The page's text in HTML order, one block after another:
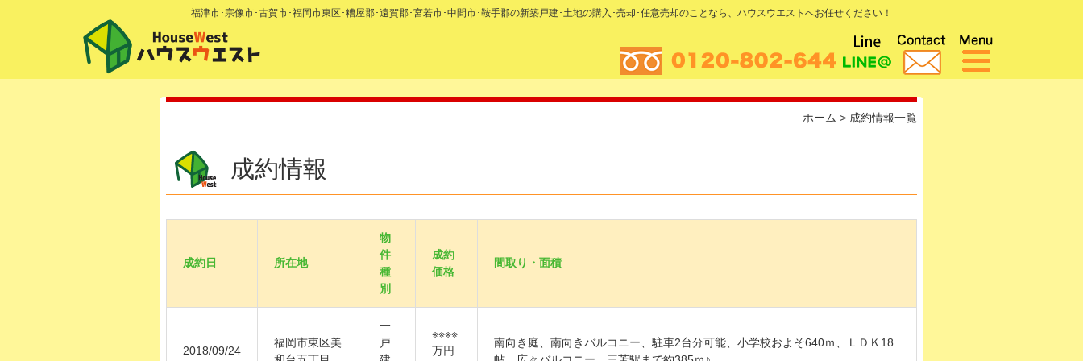
福津市･宗像市･古賀市･福岡市東区･糟屋郡･遠賀郡･宮若市･中間市･鞍手郡の新築戸建･土地の購入･売却･任意売却のことなら、ハウスウエストへお任せください！
ホーム > 成約情報一覧
成約情報
成約日 所在地
物
件
種
別
成約
価格
間取り・面積
2018/09/24
福岡市東区美
一
戸
※※※※
万円
南向き庭、南向きバルコニー、駐車2台分可能、小学校およそ640ｍ、ＬＤＫ18